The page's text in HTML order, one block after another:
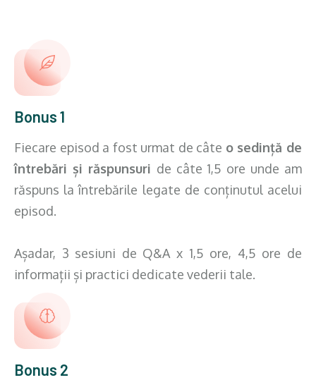
Bonus 1
Fiecare episod a fost urmat de câte o sedință de
întrebări și răspunsuri de câte 1,5 ore unde am
răspuns la întrebările legate de conținutul acelui
episod.
Așadar, 3 sesiuni de Q&A x 1,5 ore, 4,5 ore de
informații și practici dedicate vederii tale.
Bonus 2